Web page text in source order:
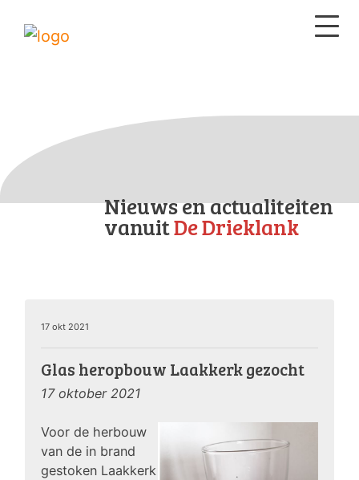
Nieuws en actualiteiten
vanuitDe Drieklank
17 okt 2021
Glas heropbouw Laakkerk gezocht
17 oktober 2021
Voor de herbouw
van de in brand
gestoken Laakkerk